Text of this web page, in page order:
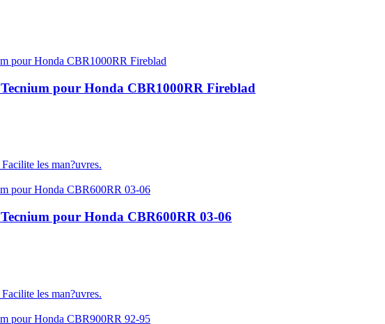
pour Honda CBR1000RR Fireblad
les man?uvres.
pour Honda CBR600RR 03-06
les man?uvres.